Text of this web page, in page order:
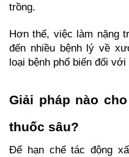
trồng.
Hơn thế, việc làm nặng
đến nhiều bệnh lý về
loại bệnh phổ biến đối với
Giải pháp nào
thuốc sâu?
Để hạn chế tác động